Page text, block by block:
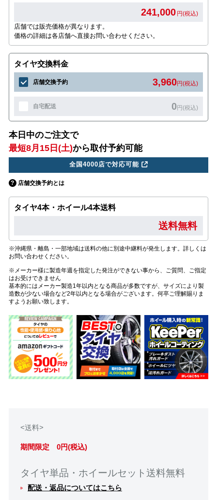
241,000 円(税込)
店舗では販売価格が異なります。
価格の詳細は各店舗へ直接お問い合わせください。
タイヤ交換料金
店舗交換予約 3,960円(税込)
自宅配送 0円(税込)
本日中のご注文で
最短8月15日(土)から取付予約可能
全国4000店で対応可能
店舗交換予約とは
タイヤ4本・ホイール4本送料
送料無料
※沖縄県・離島・一部地域は送料の他に別途中継料が発生します。詳しくは
お問い合わせください。
※メーカー様に製造年週を指定した発注ができない事から、ご質問、ご指定
はお受けできません
基本的にはメーカー製造1年以内となる商品が多数ですが、サイズにより製
造数が少ない場合など2年以内となる場合がございます。何卒ご理解賜りま
すようお願い致します。
<送料>
期間限定 0円(税込)
タイヤ単品・ホイールセット送料無料
配送・返品についてはこちら